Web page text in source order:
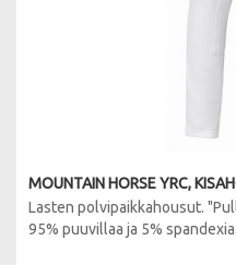
MOUNTAIN HORSE YRC,
Lasten polvipaikkahousut.
95% puuvillaa ja 5% spandexia.